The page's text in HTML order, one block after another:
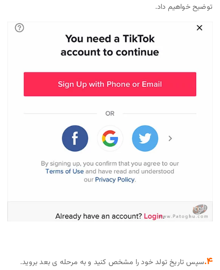
توضیح خواهیم داد.
4. سپس تاریخ تولد خود را مشخص کنید و به مرحله ی بعد بروید.